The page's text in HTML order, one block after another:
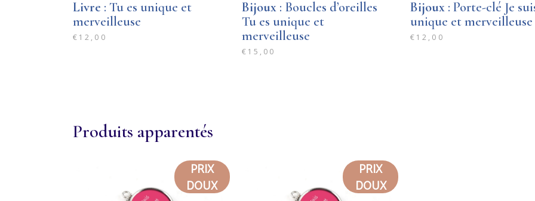
Livre : Tu es unique et
merveilleuse
€ 12,00
Bijoux: Boucles d’oreilles
Tu es unique et
merveilleuse
€ 15,00
Bijoux : Porte-clé Je
unique et merveilleuse
€ 12,00
Produits apparentés
SOLD
PRIX
DOUX
SOLD
PRIX
DOUX